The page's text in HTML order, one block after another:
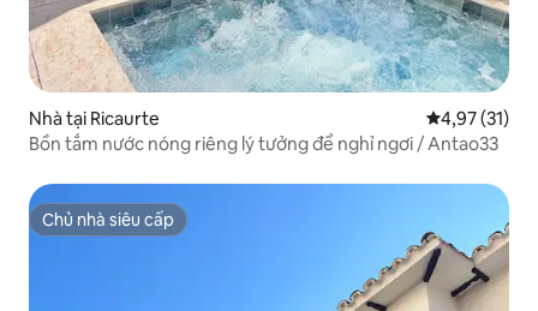
Nhà tại Ricaurte Xếp hạng
4,97 (31)
Bồn tắm nước nóng riêng lý tưởng để nghỉ ngơi / Antao33
Chủ nhà siêu cấp
Chủ nhà siêu cấp